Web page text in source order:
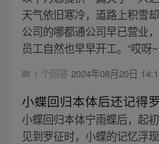
天气依旧寒冷，道路上积雪
公司的哪都通公司早已营业
员工自然也早早开工。“哎呀
1 个回答 2024年08月20日
小蝶回归本体后还记得
小蝶回归本体宁雨蝶后，起
见到罗征时，小蝶的记忆浮